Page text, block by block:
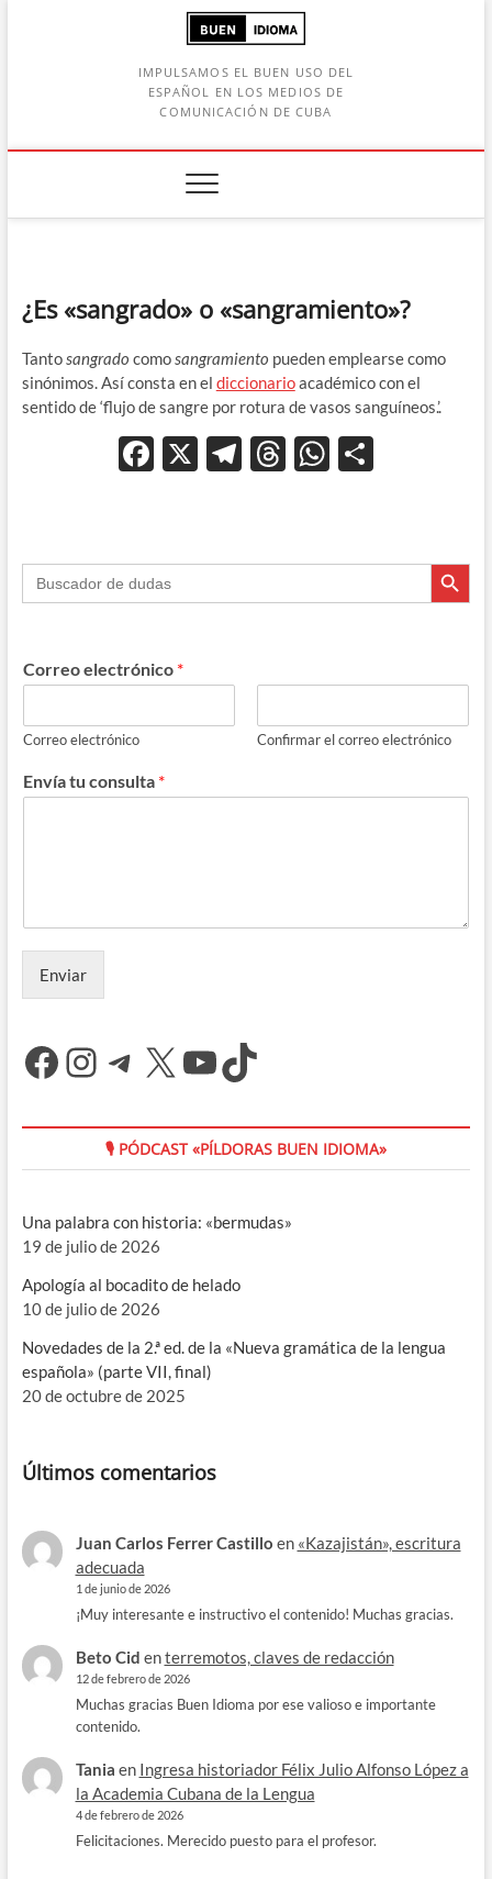
IMPULSAMOS EL BUEN USO DEL
ESPAÑOL EN LOS MEDIOS DE
COMUNICACIÓN DE CUBA
¿Es «sangrado» o «sangramiento»?
Tantosangrado comosangramiento pueden emplearse como
sinónimos. Así consta en el diccionarioacadémico con el
sentido de ‘flujodesangre por rotura devasos sanguíneos.’.
F
b
o
k
X T
gr
a
T
a
ds
W
s
A
p
ar
Buscar: Botón de
Correo electrónico *
Correo electrónico Confirmar el correo electrónico
Envía tu consulta *
Enviar
Facebook
Instagram
Telegram
X YouTube
TikTok
🎙 PÓDCAST «PÍLDORAS BUEN IDIOMA»
Una palabra con historia: «bermudas»
19 de julio de 2026
Apología al bocadito de helado
10 de julio de 2026
Novedades de la 2.ª ed. de la «Nueva gramática de la lengua
española» (parte VII, final)
20 de octubre de 2025
Últimos comentarios
Juan Carlos Ferrer Castillo en «Kazajistán», escritura
adecuada
1 de junio de 2026
¡Muy interesante e instructivo el contenido! Muchas gracias.
Beto Cid enterremotos, claves de redacción
12 de febrero de 2026
Muchas gracias Buen Idioma por ese valioso e importante
contenido.
Tania en Ingresa historiador Félix Julio Alfonso López a
la Academia Cubana de la Lengua
4 de febrero de 2026
Felicitaciones. Merecido puesto para el profesor.